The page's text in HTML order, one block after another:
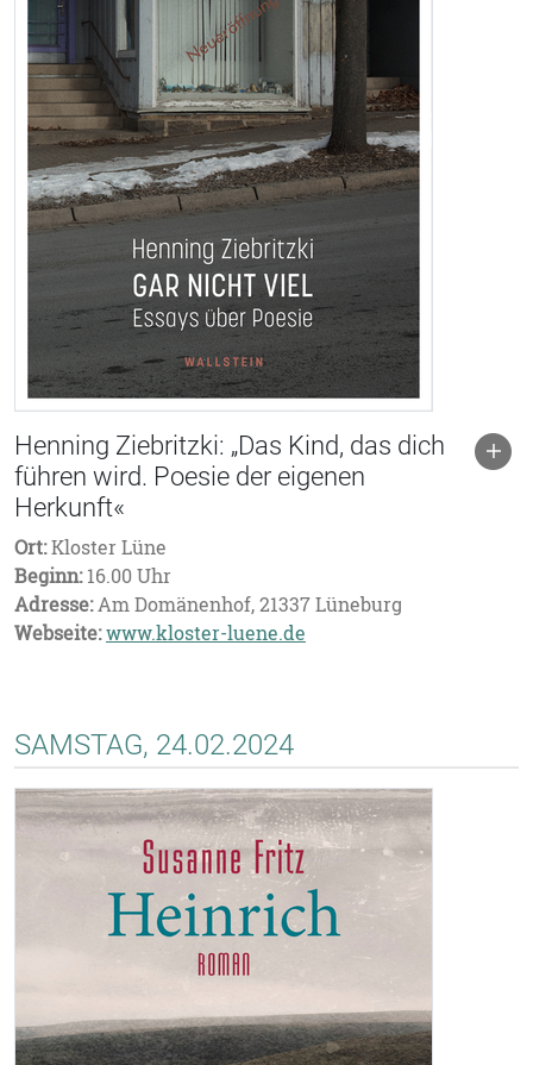
Henning Ziebritzki: „Das Kind, das dich
führen wird. Poesie der eigenen
Herkunft«
Ort:Kloster Lüne
Beginn:16.00 Uhr
Adresse:Am Domänenhof, 21337 Lüneburg
Webseite:www.kloster-luene.de
SAMSTAG, 24.02.2024